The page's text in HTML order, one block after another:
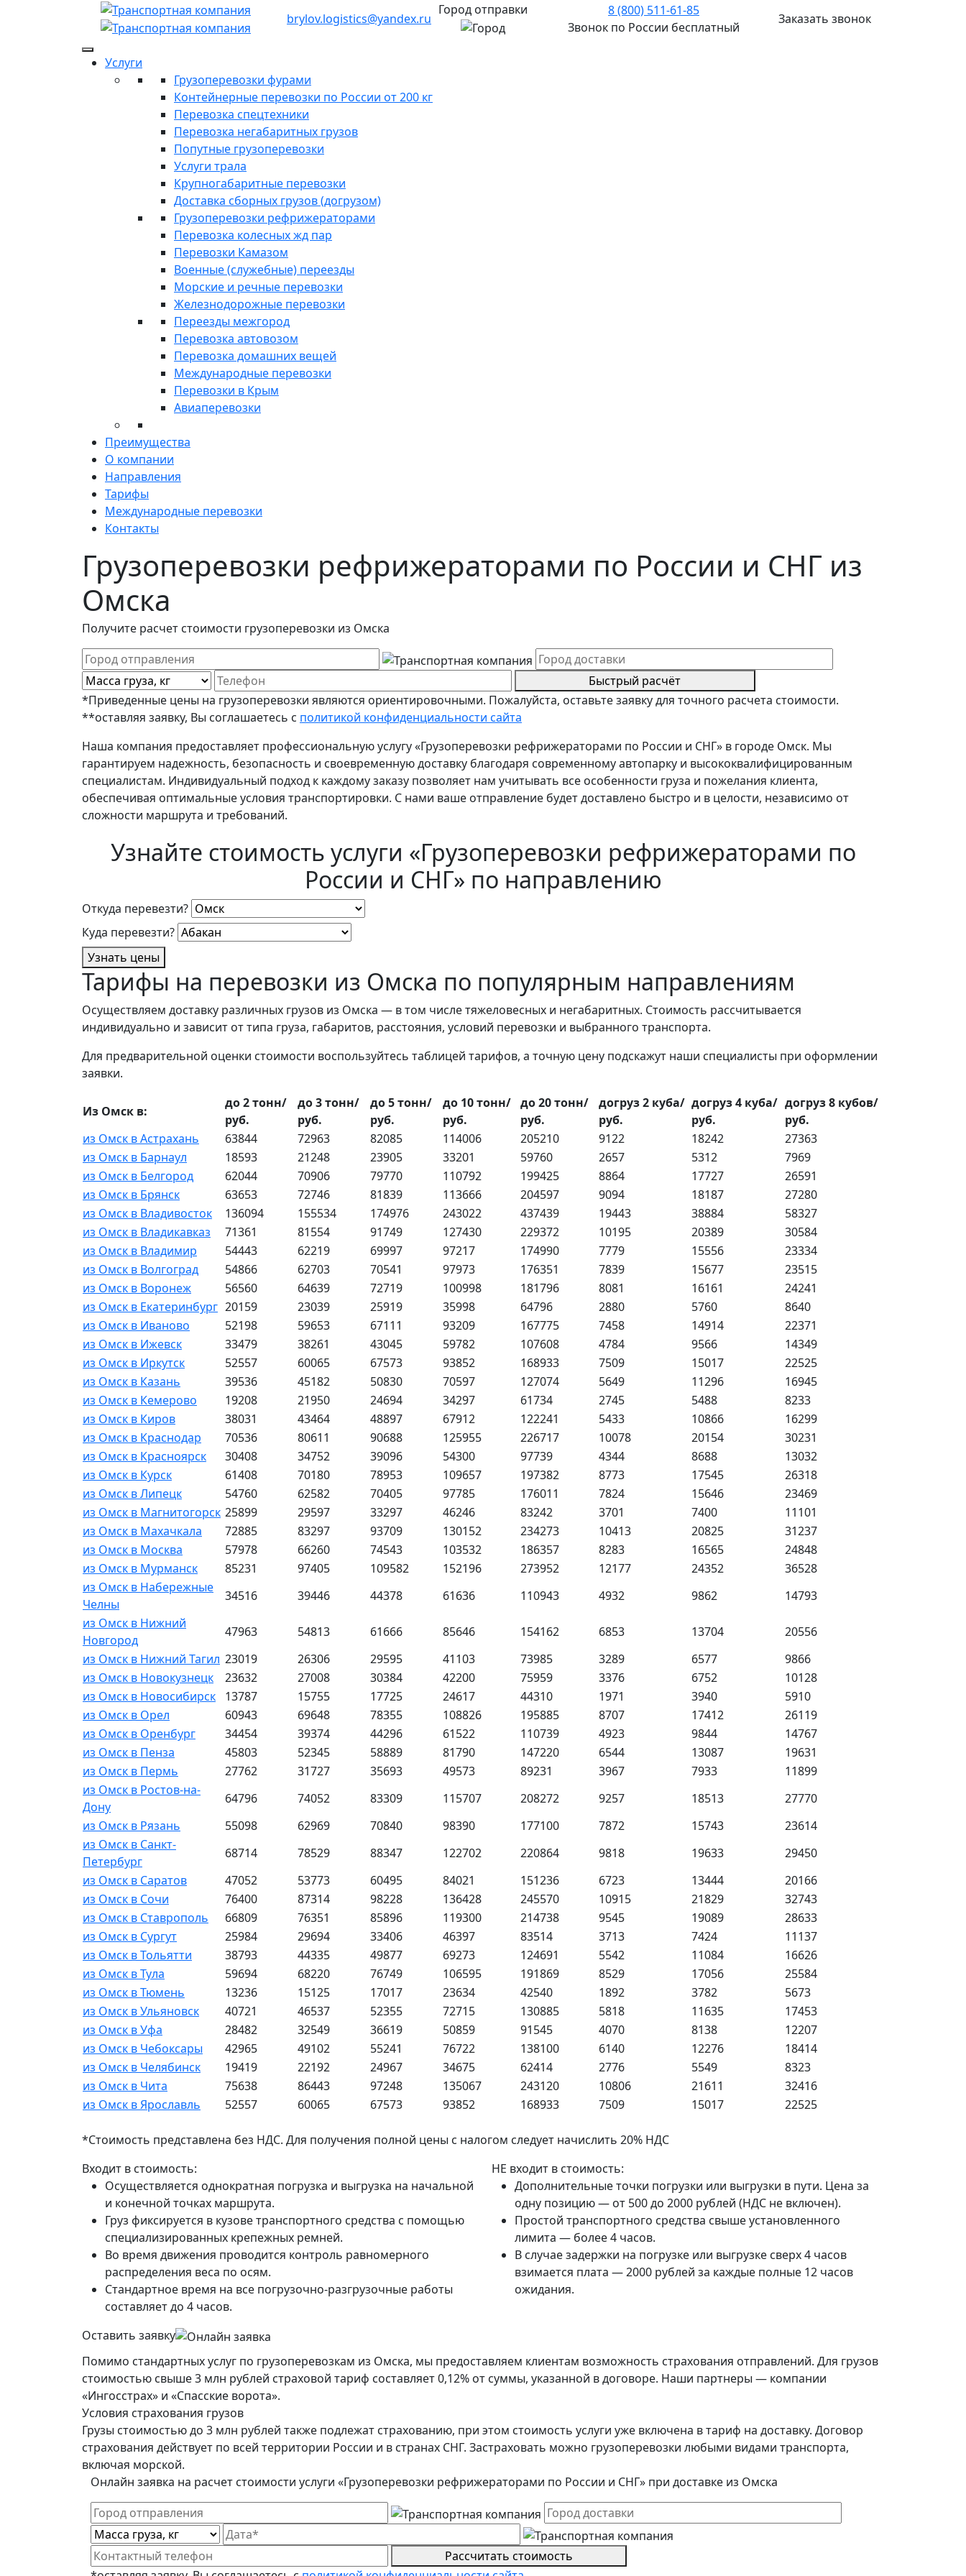
brylov.logistics@yandex.ru
Город отправки
8 (800) 511-61-85
Звонок по России бесплатный
Заказать звонок
Услуги
Грузоперевозки фурами
Контейнерные перевозки по России от 200 кг
Перевозка спецтехники
Перевозка негабаритных грузов
Попутные грузоперевозки
Услуги трала
Крупногабаритные перевозки
Доставка сборных грузов (догрузом)
Грузоперевозки рефрижераторами
Перевозка колесных жд пар
Перевозки Камазом
Военные (служебные) переезды
Морские и речные перевозки
Железнодорожные перевозки
Переезды межгород
Перевозка автовозом
Перевозка домашних вещей
Международные перевозки
Перевозки в Крым
Авиаперевозки
Преимущества
О компании
Направления
Тарифы
Международные перевозки
Контакты
Грузоперевозки рефрижераторами по России и СНГ из
Омска
Получите расчет стоимости грузоперевозки из Омска
Быстрый расчёт
*Приведенные цены на грузоперевозки являются ориентировочными. Пожалуйста, оставьте заявку для точного расчета стоимости.
**оставляя заявку, Вы соглашаетесь с политикой конфиденциальности сайта
Наша компания предоставляет профессиональную услугу «Грузоперевозки рефрижераторами по России и СНГ» в городе Омск. Мы
гарантируем надежность, безопасность и своевременную доставку благодаря современному автопарку и высококвалифицированным
специалистам. Индивидуальный подход к каждому заказу позволяет нам учитывать все особенности груза и пожелания клиента,
обеспечивая оптимальные условия транспортировки. С нами ваше отправление будет доставлено быстро и в целости, независимо от
сложности маршрута и требований.
Узнайте стоимость услуги «Грузоперевозки рефрижераторами по
России и СНГ» по направлению
Откуда перевезти?
Куда перевезти?
Узнать цены
Тарифы на перевозки из Омска по популярным направлениям
Осуществляем доставку различных грузов из Омска — в том числе тяжеловесных и негабаритных. Стоимость рассчитывается
индивидуально и зависит от типа груза, габаритов, расстояния, условий перевозки и выбранного транспорта.
Для предварительной оценки стоимости воспользуйтесь таблицей тарифов, а точную цену подскажут наши специалисты при оформлении
заявки.
Из Омск в:
до 2 тонн/
руб.
до 3 тонн/
руб.
до 5 тонн/
руб.
до 10 тонн/
руб.
до 20 тонн/
руб.
догруз 2 куба/
руб.
догруз 4 куба/
руб.
догруз 8 кубов/
руб.
из Омск в Астрахань
63844 72963 82085 114006 205210 9122 18242
27363
из Омск в Барнаул
18593 21248 23905 33201 59760 2657 5312
7969
из Омск в Белгород
62044 70906 79770 110792 199425 8864 17727
26591
из Омск в Брянск
63653 72746 81839 113666 204597 9094 18187
27280
из Омск в Владивосток
136094 155534 174976 243022 437439 19443 38884
58327
из Омск в Владикавказ
71361 81554 91749 127430 229372 10195 20389
30584
из Омск в Владимир
54443 62219 69997 97217 174990 7779 15556
23334
из Омск в Волгоград
54866 62703 70541 97973 176351 7839 15677
23515
из Омск в Воронеж
56560 64639 72719 100998 181796 8081 16161
24241
из Омск в Екатеринбург 20159 23039 25919 35998 64796 2880 5760
8640
из Омск в Иваново
52198 59653 67111 93209 167775 7458 14914
22371
из Омск в Ижевск
33479 38261 43045 59782 107608 4784 9566
14349
из Омск в Иркутск
52557 60065 67573 93852 168933 7509 15017
22525
из Омск в Казань
39536 45182 50830 70597 127074 5649 11296
16945
из Омск в Кемерово
19208 21950 24694 34297 61734 2745 5488
8233
из Омск в Киров
38031 43464 48897 67912 122241 5433 10866
16299
из Омск в Краснодар
70536 80611 90688 125955 226717 10078 20154
30231
из Омск в Красноярск
30408 34752 39096 54300 97739 4344 8688
13032
из Омск в Курск
61408 70180 78953 109657 197382 8773 17545
26318
из Омск в Липецк
54760 62582 70405 97785 176011 7824 15646
23469
из Омск в Магнитогорск 25899 29597 33297 46246 83242 3701 7400
11101
из Омск в Махачкала
72885 83297 93709 130152 234273 10413 20825
31237
из Омск в Москва
57978 66260 74543 103532 186357 8283 16565
24848
из Омск в Мурманск
85231 97405 109582 152196 273952 12177 24352
36528
из Омск в Набережные
Челны
34516 39446 44378 61636 110943 4932 9862
14793
из Омск в Нижний
Новгород
47963 54813 61666 85646 154162 6853 13704
20556
из Омск в Нижний Тагил 23019 26306 29595 41103 73985 3289 6577
9866
из Омск в Новокузнецк
23632 27008 30384 42200 75959 3376 6752
10128
из Омск в Новосибирск
13787 15755 17725 24617 44310 1971 3940
5910
из Омск в Орел
60943 69648 78355 108826 195885 8707 17412
26119
из Омск в Оренбург
34454 39374 44296 61522 110739 4923 9844
14767
из Омск в Пенза
45803 52345 58889 81790 147220 6544 13087
19631
из Омск в Пермь
27762 31727 35693 49573 89231 3967 7933
11899
из Омск в Ростов-на-
Дону
64796 74052 83309 115707 208272 9257 18513
27770
из Омск в Рязань
55098 62969 70840 98390 177100 7872 15743
23614
из Омск в Санкт-
Петербург
68714 78529 88347 122702 220864 9818 19633
29450
из Омск в Саратов
47052 53773 60495 84021 151236 6723 13444
20166
из Омск в Сочи
76400 87314 98228 136428 245570 10915 21829
32743
из Омск в Ставрополь
66809 76351 85896 119300 214738 9545 19089
28633
из Омск в Сургут
25984 29694 33406 46397 83514 3713 7424
11137
из Омск в Тольятти
38793 44335 49877 69273 124691 5542 11084
16626
из Омск в Тула
59694 68220 76749 106595 191869 8529 17056
25584
из Омск в Тюмень
13236 15125 17017 23634 42540 1892 3782
5673
из Омск в Ульяновск
40721 46537 52355 72715 130885 5818 11635
17453
из Омск в Уфа
28482 32549 36619 50859 91545 4070 8138
12207
из Омск в Чебоксары
42965 49102 55241 76722 138100 6140 12276
18414
из Омск в Челябинск
19419 22192 24967 34675 62414 2776 5549
8323
из Омск в Чита
75638 86443 97248 135067 243120 10806 21611
32416
из Омск в Ярославль
52557 60065 67573 93852 168933 7509 15017 22525
*Стоимость представлена без НДС. Для получения полной цены с налогом следует начислить 20% НДС
Входит в стоимость:
Осуществляется однократная погрузка и выгрузка на начальной
и конечной точках маршрута.
Груз фиксируется в кузове транспортного средства с помощью
специализированных крепежных ремней.
Во время движения проводится контроль равномерного
распределения веса по осям.
Стандартное время на все погрузочно-разгрузочные работы
составляет до 4 часов.
НЕ входит в стоимость:
Дополнительные точки погрузки или выгрузки в пути. Цена за
одну позицию — от 500 до 2000 рублей (НДС не включен).
Простой транспортного средства свыше установленного
лимита — более 4 часов.
В случае задержки на погрузке или выгрузке сверх 4 часов
взимается плата — 2000 рублей за каждые полные 12 часов
ожидания.
Оставить заявку
Помимо стандартных услуг по грузоперевозкам из Омска, мы предоставляем клиентам возможность страхования отправлений. Для грузов
стоимостью свыше 3 млн рублей страховой тариф составляет 0,12% от суммы, указанной в договоре. Наши партнеры — компании
«Ингосстрах» и «Спасские ворота».
Условия страхования грузов
Грузы стоимостью до 3 млн рублей также подлежат страхованию, при этом стоимость услуги уже включена в тариф на доставку. Договор
страхования действует по всей территории России и в странах СНГ. Застраховать можно грузоперевозки любыми видами транспорта,
включая морской.
Онлайн заявка на расчет стоимости услуги «Грузоперевозки рефрижераторами по России и СНГ» при доставке из Омска
Рассчитать стоимость